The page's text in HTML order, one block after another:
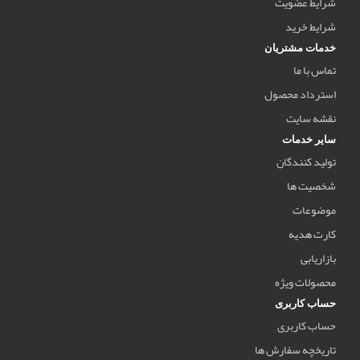
شرایط خرید
خدمات مشتریان
تماس با ما
استرداد محصول
نقشه سایت
سایر خدمات
تولید کنندگان
شخصیت ها
موضوعات
کارت هدیه
بازاریابی
محصولات ویژه
حساب کاربری
حساب کاربری
تاریخچه سفارش ها